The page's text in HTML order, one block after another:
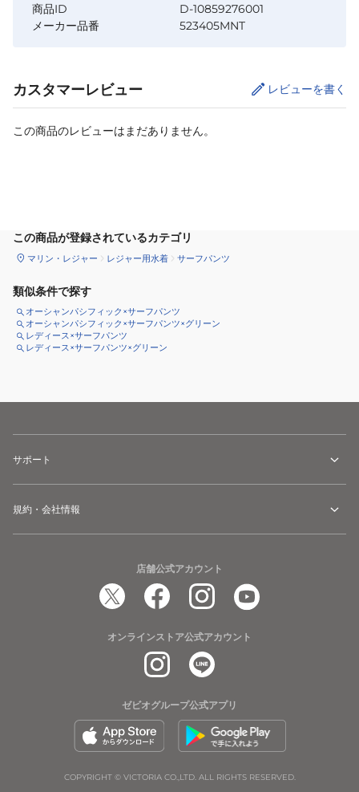
商品ID
D-10859276001
メーカー品番
523405MNT
カスタマーレビュー レビューを書く
この商品のレビューはまだありません。
この商品が登録されているカテゴリ
マリン・レジャー レジャー用水着 サーフパンツ
類似条件で探す
オーシャンパシフィック×サーフパンツ
オーシャンパシフィック×サーフパンツ×グリーン
レディース×サーフパンツ
レディース×サーフパンツ×グリーン
サポート
規約・会社情報
店舗公式アカウント
オンラインストア公式アカウント
ゼビオグループ公式アプリ
COPYRIGHT © VICTORIA CO.,LTD. ALL RIGHTS RESERVED.